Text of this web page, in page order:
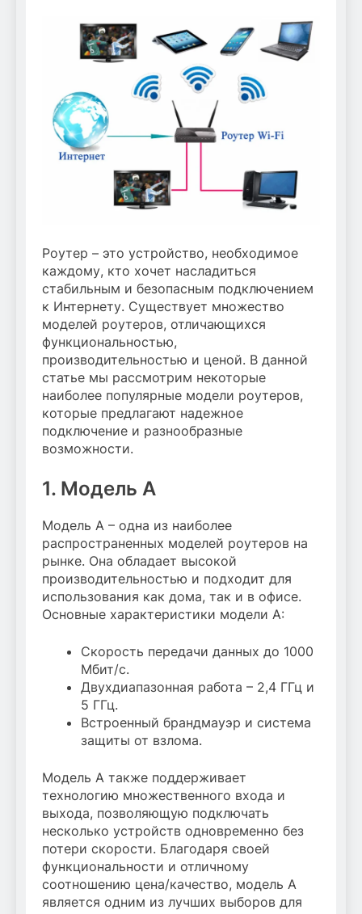
Роутер – это устройство, необходимое
каждому, кто хочет насладиться
стабильным и безопасным подключением
к Интернету. Существует множество
моделей роутеров, отличающихся
функциональностью,
производительностью и ценой. В данной
статье мы рассмотрим некоторые
наиболее популярные модели роутеров,
которые предлагают надежное
подключение и разнообразные
возможности.
1. Модель A
Модель A – одна из наиболее
распространенных моделей роутеров на
рынке. Она обладает высокой
производительностью и подходит для
использования как дома, так и в офисе.
Основные характеристики модели A:
Скорость передачи данных до 1000
Мбит/с.
Двухдиапазонная работа – 2,4 ГГц и
5 ГГц.
Встроенный брандмауэр и система
защиты от взлома.
Модель A также поддерживает
технологию множественного входа и
выхода, позволяющую подключать
несколько устройств одновременно без
потери скорости. Благодаря своей
функциональности и отличному
соотношению цена/качество, модель A
является одним из лучших выборов для